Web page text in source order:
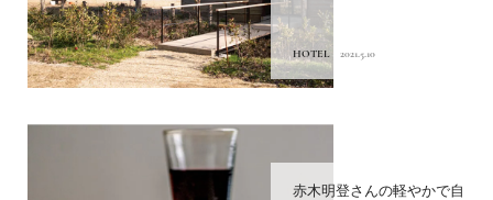
HOTEL 2021.5.10
赤木明登さんの軽やかで自